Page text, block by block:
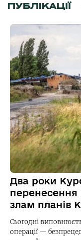
ПУБЛІКАЦІЇ
Два роки
перенесення
злам планів
Сьогодні
операції —